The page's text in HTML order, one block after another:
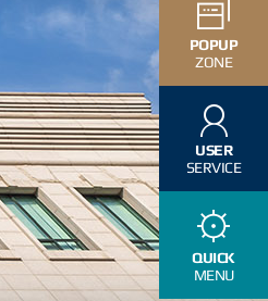
POPUP
ZONE
USER
SERVICE
QUICK
MENU